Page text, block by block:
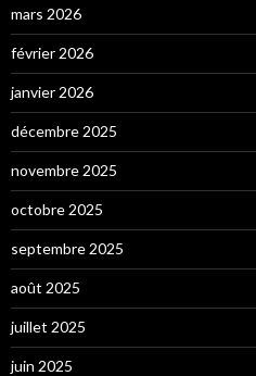
mars 2026
février 2026
janvier 2026
décembre 2025
novembre 2025
octobre 2025
septembre 2025
août 2025
juillet 2025
juin 2025